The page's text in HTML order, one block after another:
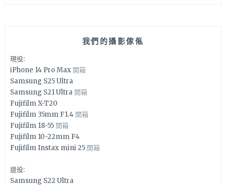
我們的攝影傢俬
現役:
iPhone 14 Pro Max 開箱
Samsung S25 Ultra
Samsung S21 Ultra 開箱
Fujifilm X-T20
Fujifilm 35mm F1.4 開箱
Fujifilm 18-55 開箱
Fujifilm 10-22mm F4
Fujifilm Instax mini 25 開箱
退役:
Samsung S22 Ultra